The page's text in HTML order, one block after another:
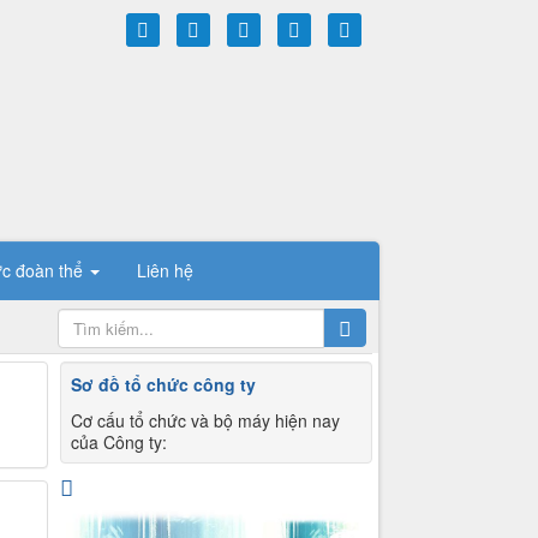
đoàn thể Liên hệ
Sơ đồ tổ chức công ty
Cơ cấu tổ chức và bộ máy hiện nay
của Công ty: